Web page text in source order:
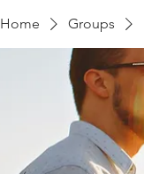
Home Groups